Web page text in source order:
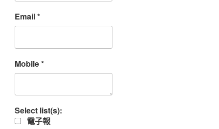
Email*
Mobile*
Select list(s):
電子報